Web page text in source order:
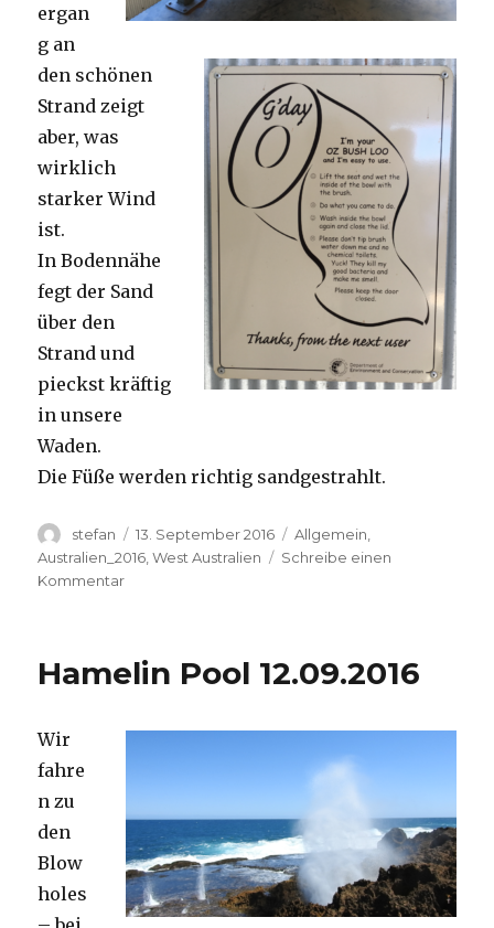
ergan
g an
den schönen
Strand zeigt
aber, was
wirklich
starker Wind
ist.
In Bodennähe
fegt der Sand
über den
Strand und
pieckst kräftig
in unsere
Waden.
Die Füße werden richtig sandgestrahlt.
Autor
stefan
Veröffentlicht
am
13. September 2016 Kategorien
Allgemein
Australien_2016 ,West Australien
Schreibe einen
Kommentarzu
Hamelin Pool 12.09.2016
Wir
fahre
n zu
den
Blow
holes